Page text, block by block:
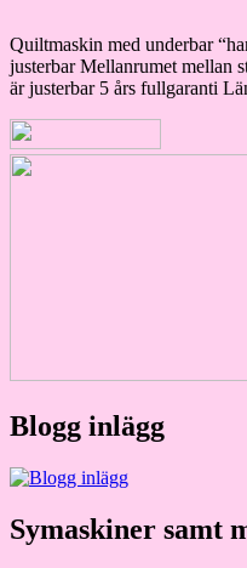
Quiltmaskin med underbar
justerbar Mellanrumet mellan
är justerbar 5 års fullgaranti
Blogg inlägg
Symaskiner samt